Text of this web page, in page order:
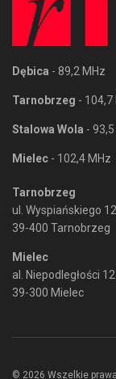
Dębica - 89,2 MHz
Tarnobrzeg - 104,7
Stalowa Wola -
Mielec - 102,4 MHz
Tarnobrzeg
ul. Wyspiańskiego
39-400 Tarnobrzeg
Mielec
al. Niepodległości 12
39-300 Mielec
© 2026 Wszelkie